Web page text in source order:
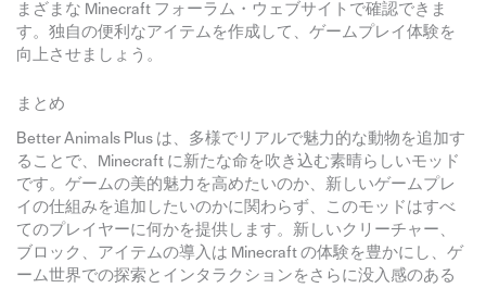
まざまな Minecraft フォーラム・ウェブサイトで確認できま
す。独自の便利なアイテムを作成して、ゲームプレイ体験を
向上させましょう。
まとめ
Better Animals Plus は、多様でリアルで魅力的な動物を追加す
ることで、Minecraft に新たな命を吹き込む素晴らしいモッド
です。ゲームの美的魅力を高めたいのか、新しいゲームプレ
イの仕組みを追加したいのかに関わらず、このモッドはすべ
てのプレイヤーに何かを提供します。新しいクリーチャー、
ブロック、アイテムの導入は Minecraft の体験を豊かにし、ゲ
ーム世界での探索とインタラクションをさらに没入感のある